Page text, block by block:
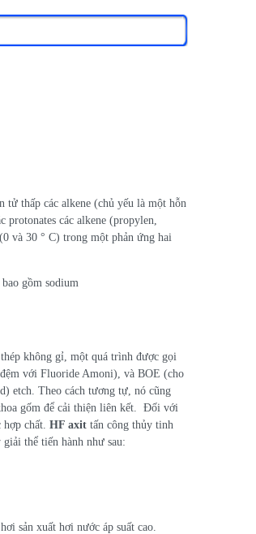
thấp các alkene (chủ yếu là một hỗn
protonates các alkene (propylen,
và 30 ° C) trong một phản ứng hai
bao gồm sodium
không gỉ, một quá trình được gọi
với Fluoride Amoni), và BOE (cho
etch. Theo cách tương tự, nó cũng
gốm để cải thiện liên kết. Đối với
chất. HF axit tấn công thủy tinh
thể tiến hành như sau:
sản xuất hơi nước áp suất cao.